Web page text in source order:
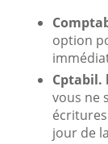
option
Cptabil.
vous ne
jour de